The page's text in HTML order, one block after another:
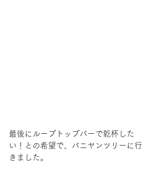
最後にループトップバーで乾杯した
い！との希望で、バニヤンツリーに行
きました。